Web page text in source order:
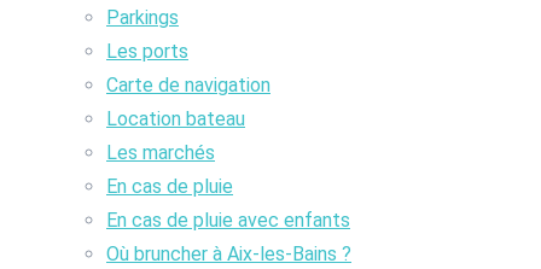
Parkings
Les ports
Carte de navigation
Location bateau
Les marchés
En cas de pluie
En cas de pluie avec enfants
Où bruncher à Aix-les-Bains ?